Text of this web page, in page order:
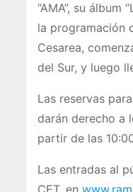
“AMA”, su
la programación
Cesarea,
del Sur, y luego
Las reservas
darán derecho a
partir de las
Las entradas al